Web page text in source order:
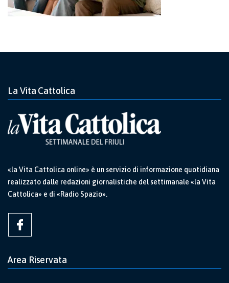
La Vita Cattolica
«la Vita Cattolica online» è un servizio di informazione quotidiana
realizzato dalle redazioni giornalistiche del settimanale «la Vita
Cattolica» e di «Radio Spazio».
Area Riservata